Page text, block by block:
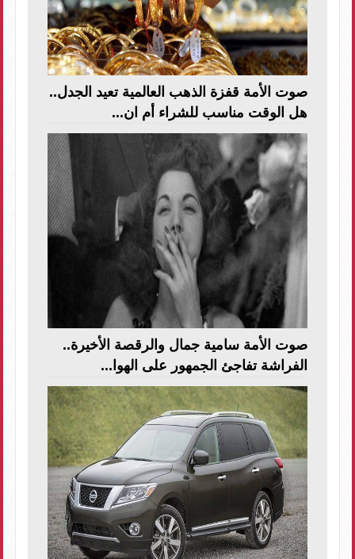
صوت الأمة قفزة الذهب العالمية تعيد الجدل..
هل الوقت مناسب للشراء أم ان...
صوت الأمة سامية جمال والرقصة الأخيرة..
الفراشة تفاجئ الجمهور على الهوا...